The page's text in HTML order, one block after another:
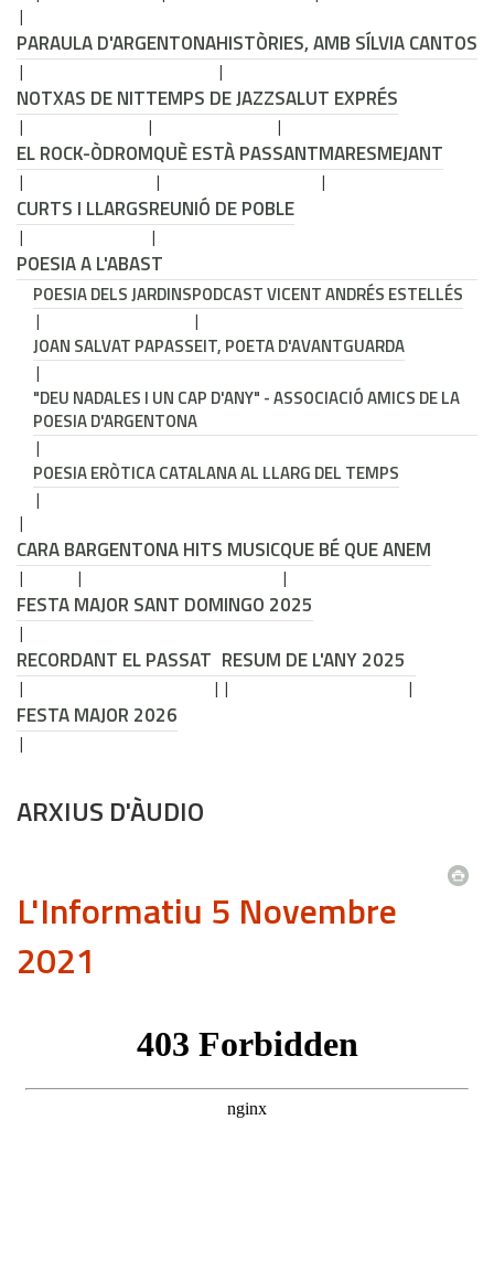
PARAULA D'ARGENTONAHISTÒRIES, AMB SÍLVIA CANTOS
NOTXAS DE NITTEMPS DE JAZZSALUT EXPRÉS
EL ROCK-ÒDROMQUÈ ESTÀ PASSANTMARESMEJANT
CURTS I LLARGSREUNIÓ DE POBLE
POESIA A L'ABAST
POESIA DELS JARDINSPODCAST VICENT ANDRÉS ESTELLÉS
JOAN SALVAT PAPASSEIT, POETA D'AVANTGUARDA
"DEU NADALES I UN CAP D'ANY" - ASSOCIACIÓ AMICS DE LA
POESIA D'ARGENTONA
POESIA ERÒTICA CATALANA AL LLARG DEL TEMPS
CARA BARGENTONA HITS MUSICQUE BÉ QUE ANEM
FESTA MAJOR SANT DOMINGO 2025
RECORDANT EL PASSAT RESUM DE L'ANY 2025
FESTA MAJOR 2026
ARXIUS D'ÀUDIO
L'Informatiu 5 Novembre
2021